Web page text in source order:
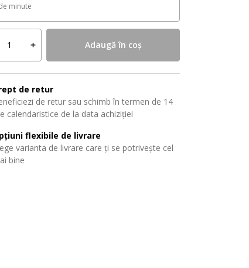
minute
Adaugă în coș
de retur
de retur sau schimb în termen de 14
calendaristice de la data achiziției
flexibile de livrare
varianta de livrare care ți se potrivește cel
bine